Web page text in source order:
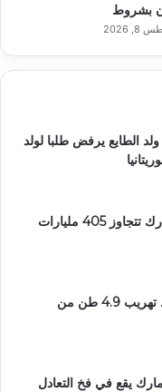
بشروط
2026
الطايع يرفض طلبا لولد
رسميا … مداخيل الجمارك تتجاوز 405 مليارات
الدرك الموريتاني يُحبط تهريب 4.9 طن من
يقع في فخ التعادل